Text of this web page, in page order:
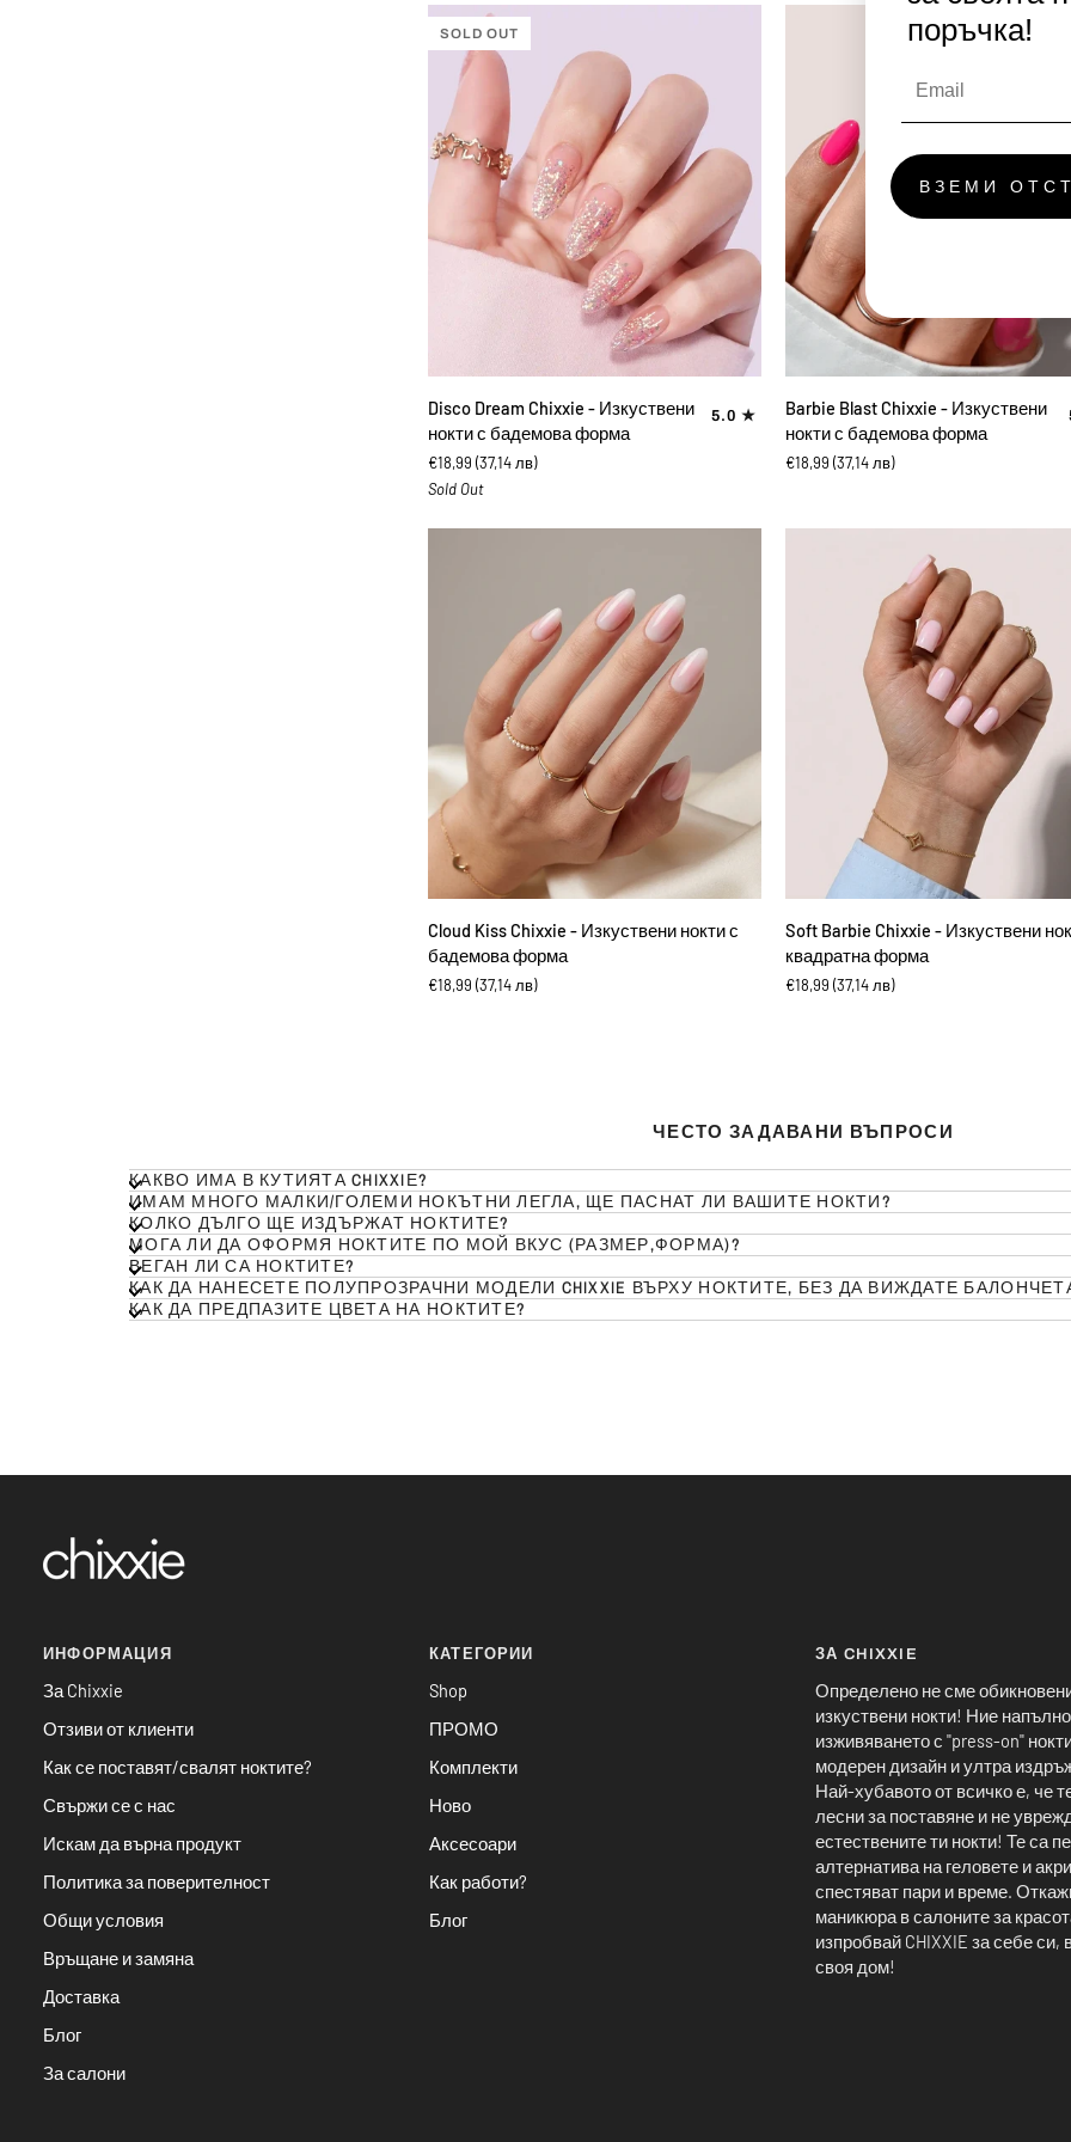
нокти
с
овална
форма
SOLD OUT
ДОБАВИ В КОЛИЧКАТА
Disco
Dream
Chixxie
-
Изкуствени
Disco Dream Chixxie - Изкуствени
нокти с бадемова форма
5.0
€18,99 (37,14 лв)
Sold Out
ДОБАВИ В КОЛИЧКАТА
Barbie
Blast
Chixxie
-
Barbie Blast Chixxie - Изкуствени
нокти с бадемова форма
€18,99(37,14 лв)
ДОБАВИ В КОЛИЧКАТА
Cloud
Kiss
Chixxie
-
Cloud Kiss Chixxie - Изкуствени нокти с
бадемова форма
€18,99 (37,14 лв)
ДОБАВИ В КОЛИЧКАТА
Soft
Barbie
Chixxie
-
форма
Soft Barbie Chixxie - Изкуствени
квадратна форма
€18,99(37,14 лв)
ЧЕСТО ЗАДАВАНИ ВЪПРОСИ
КАКВО ИМА В КУТИЯТА CHIXXIЕ?
ИМАМ МНОГО МАЛКИ/ГОЛЕМИ НОКЪТНИ ЛЕГЛА, ЩЕ ПАСНАТ ЛИ ВАШИТЕ НОКТИ?
КОЛКО ДЪЛГО ЩЕ ИЗДЪРЖАТ НОКТИТЕ?
МОГА ЛИ ДА ОФОРМЯ НОКТИТЕ ПО МОЙ ВКУС (РАЗМЕР,ФОРМА)?
ВЕГАН ЛИ СА НОКТИТЕ?
КАК ДА НАНЕСЕТЕ ПОЛУПРОЗРАЧНИ МОДЕЛИ CHIXXIE ВЪРХУ НОКТИТЕ, БЕЗ ДА ВИЖДАТЕ
КАК ДА ПРЕДПАЗИТЕ ЦВЕТА НА НОКТИТЕ?
ИНФОРМАЦИЯ
За Chixxie
Отзиви от клиенти
Как се поставят/свалят ноктите?
Свържи се с нас
Искам да върна продукт
Политика за поверителност
Общи условия
Връщане и замяна
Доставка
Блог
За салони
КАТЕГОРИИ
Shop
ПРОМО
Комплекти
Ново
Аксесоари
Как работи?
Блог
ЗА CHIXXIE
Определено не сме
изкуствени нокти! Ние
изживяването с "press-on"
модерен дизайн и ултра
Най-хубавото от всичко е, че
лесни за поставяне и не
естествените ти нокти! Те са
алтернатива на геловете и
спестяват пари и време.
маникюра в салоните за
изпробвай CHIXXIE за себе си,
своя дом!
поръчка!
ВЗЕМИ